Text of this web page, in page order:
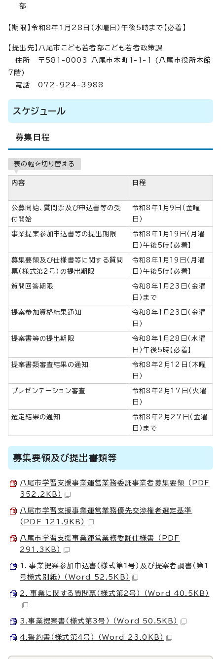
部
【期限】令和8年1月28日（水曜日）午後5時まで【必着】
【提出先】八尾市こども若者部こども若者政策課
住所 〒581-0003 八尾市本町1-1-1 (八尾市役所本館
7階)
電話 072-924-3988
スケジュール
募集日程
表の幅を切り替える
内容 日程
公募開始、質問票及び申込書等の受
付開始
令和8年1月9日（金曜
日）
事業提案参加申込書等の提出期限
令和8年1月19日（月曜
日）午後5時【必着】
募集要領及び仕様書等に関する質問
票（様式第2号）の提出期限
令和8年1月19日（月曜
日）午後5時【必着】
質問回答期限
令和8年1月23日（金曜
日）まで
提案参加資格結果通知
令和8年1月23日（金曜
日）
提案書等の提出期限
令和8年1月28日（水曜
日）午後5時【必着】
提案書類審査結果の通知
令和8年2月12日（木曜
日）
プレゼンテーション審査
令和8年2月17日（火曜
日）
選定結果の通知
令和8年2月27日（金曜
日）まで
募集要領及び提出書類等
八尾市学習支援事業運営業務委託事業者募集要領 （PDF
352.2KB）
八尾市学習支援事業運営業務優先交渉権者選定基準
（PDF 121.9KB）
八尾市学習支援事業運営業務委託仕様書 （PDF
291.3KB）
1．事業提案参加申込書（様式第1号）及び提案者調書（第1
号様式別紙） （Word 52.5KB）
2．事業に関する質問票（様式第2号） （Word 40.5KB）
3.事業提案書（様式第3号） （Word 50.5KB）
4.誓約書（様式第4号） （Word 23.0KB）